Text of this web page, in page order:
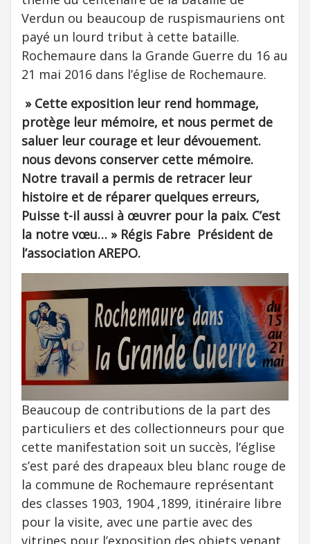
Verdun ou beaucoup de ruspismauriens ont
payé un lourd tribut à cette bataille.
Rochemaure dans la Grande Guerre du 16 au
21 mai 2016 dans l’église de Rochemaure.
» Cette exposition leur rend hommage,
protège leur mémoire, et nous permet de
saluer leur courage et leur dévouement.
nous devons conserver cette mémoire.
Notre travail a permis de retracer leur
histoire et de réparer quelques erreurs,
Puisse t-il aussi à œuvrer pour la paix. C’est
la notre vœu… » Régis Fabre Président de
l’association AREPO.
Beaucoup de contributions de la part des
particuliers et des collectionneurs pour que
cette manifestation soit un succès, l’église
s’est paré des drapeaux bleu blanc rouge de
la commune de Rochemaure représentant
des classes 1903, 1904 ,1899, itinéraire libre
pour la visite, avec une partie avec des
vitrines pour l’exposition des objets venant